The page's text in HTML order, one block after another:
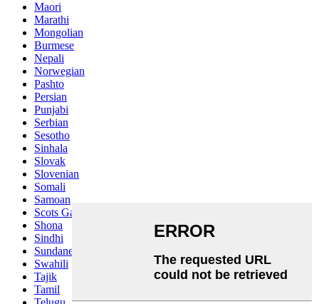
Maori
Marathi
Mongolian
Burmese
Nepali
Norwegian
Pashto
Persian
Punjabi
Serbian
Sesotho
Sinhala
Slovak
Slovenian
Somali
Samoan
Scots Gaelic
Shona
Sindhi
Sundanese
Swahili
Tajik
Tamil